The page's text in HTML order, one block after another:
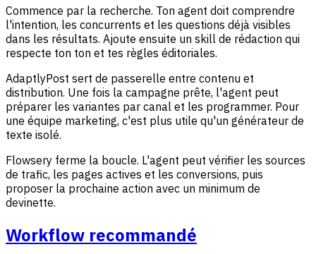
Commence par la recherche. Ton agent doit comprendre
l'intention, les concurrents et les questions déjà visibles
dans les résultats. Ajoute ensuite un skill de rédaction qui
respecte ton ton et tes règles éditoriales.
AdaptlyPost sert de passerelle entre contenu et
distribution. Une fois la campagne prête, l'agent peut
préparer les variantes par canal et les programmer. Pour
une équipe marketing, c'est plus utile qu'un générateur de
texte isolé.
Flowsery ferme la boucle. L'agent peut vérifier les sources
de trafic, les pages actives et les conversions, puis
proposer la prochaine action avec un minimum de
devinette.
Workflow recommandé